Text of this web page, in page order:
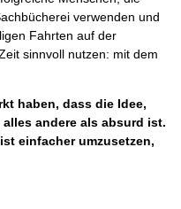
verwenden und
Fahrten auf der
sinnvoll nutzen: mit dem
haben, dass die Idee,
andere als absurd ist.
einfacher umzusetzen,